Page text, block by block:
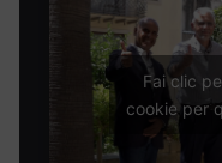
Fai clic
cookie per